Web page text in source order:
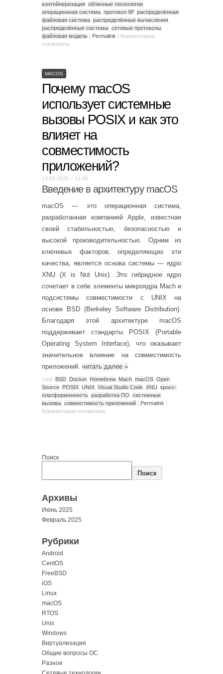
контейнеризация облачные технологии
операционная система протокол 9P, распределённая
файловая система распределённые вычисления
распределённые системы сетевые протоколы
файловая модель | Permalink | Комментарии
отключены
MACOS
Почему macOS
использует системные
вызовы POSIX и как это
влияет на
совместимость
приложений?
13.02.2025 – 11:05
Введение в архитектуру macOS
macOS — это операционная система,
разработанная компанией Apple, известная
своей стабильностью, безопасностью и
высокой производительностью. Одним из
ключевых факторов, определяющих эти
качества, является основа системы — ядро
XNU (X is Not Unix). Это гибридное ядро
сочетает в себе элементы микроядра Mach и
подсистемы совместимости с UNIX на
основе BSD (Berkeley Software Distribution).
Благодаря этой архитектуре macOS
поддерживает стандарты POSIX (Portable
Operating System Interface), что оказывает
значительное влияние на совместимость
приложений. читать далее »
тэги: BSD Docker, Homebrew, Mach macOS Open
Source
POSIX UNIX Visual Studio Code XNU кросс-
платформенность разработка ПО системные
вызовы совместимость приложений Permalink
Комментарии отключены
Поиск
Поиск
Архивы
Июнь 2025
Февраль 2025
Рубрики
Android
CentOS
FreeBSD
iOS
Linux
macOS
RTOS
Unix
Windows
Виртуализация
Общие вопросы ОС
Разное